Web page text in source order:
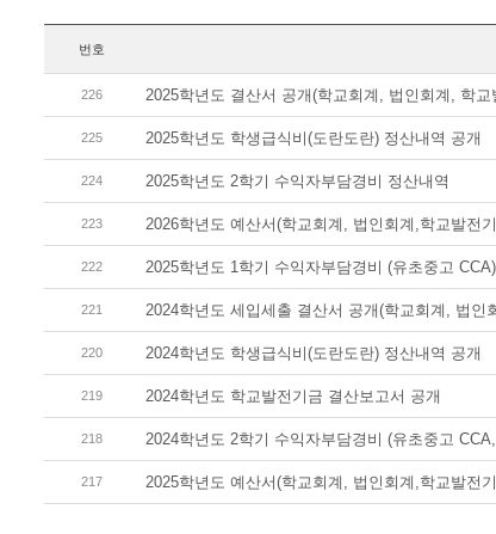
번호
226 2025학년도 결산서 공개(학교회계, 법인회계, 학교
225 2025학년도 학생급식비(도란도란) 정산내역 공개
224 2025학년도 2학기 수익자부담경비 정산내역
223 2026학년도 예산서(학교회계, 법인회계,학교발전
222 2025학년도 1학기 수익자부담경비 (유초중고
221 2024학년도 세입세출 결산서 공개(학교회계, 법인
220 2024학년도 학생급식비(도란도란) 정산내역 공개
219 2024학년도 학교발전기금 결산보고서 공개
218 2024학년도 2학기 수익자부담경비 (유초중고
217 2025학년도 예산서(학교회계, 법인회계,학교발전